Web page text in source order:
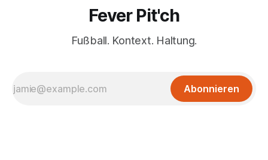
Fever Pit'ch
Fußball. Kontext. Haltung.
Abonnieren